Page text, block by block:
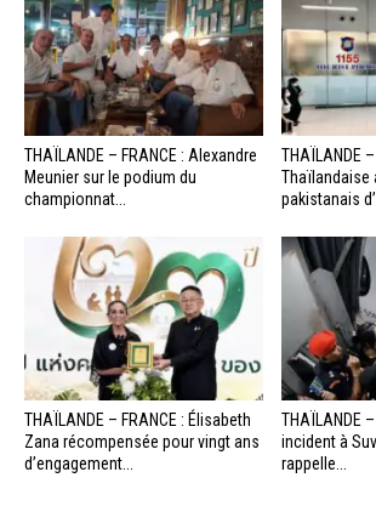
THAÏLANDE – FRANCE : Alexandre
Meunier sur le podium du
championnat...
THAÏLANDE
Thaïlandaise
pakistanais
THAÏLANDE – FRANCE : Élisabeth
Zana récompensée pour vingt ans
d’engagement...
THAÏLANDE
incident à
rappelle...